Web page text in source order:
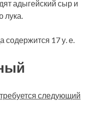
адыгейский сыр и
лука.
содержится 17 у. е.
следующий